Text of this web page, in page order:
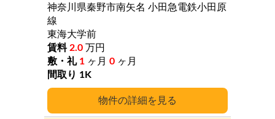
詳細
神奈川県秦野市南矢名 小田急電鉄小田原
線
東海大学前
2.0 万円
1 ヶ月 0 ヶ月
1K